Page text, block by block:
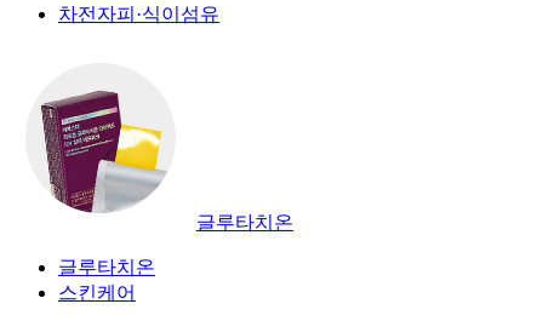
차전자피·식이섬유
글루타치온
글루타치온
스킨케어